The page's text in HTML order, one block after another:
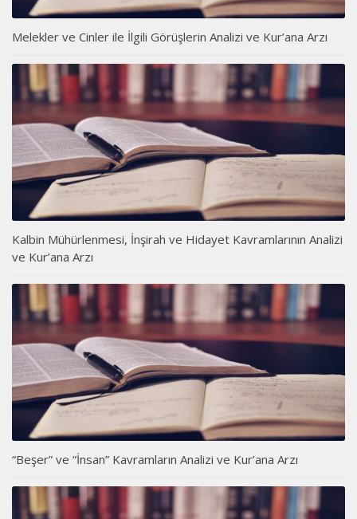
Melekler ve Cinler ile İlgili Görüşlerin Analizi ve Kur’ana Arzı
Kalbin Mühürlenmesi, İnşirah ve Hidayet Kavramlarının Analizi
ve Kur’ana Arzı
“Beşer” ve “İnsan” Kavramların Analizi ve Kur’ana Arzı